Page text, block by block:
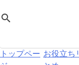
to
search
トップペー お役立ち